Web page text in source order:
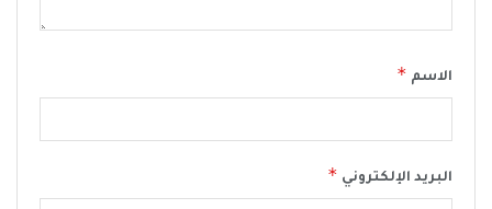
الاسم *
البريد الإلكتروني *